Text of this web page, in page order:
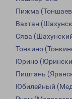
Пижма
Вахтан
Сява
Тонкино
Юрино
Пиштань
Юбилейный